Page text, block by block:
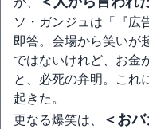
ソ・ガンジュは「『広
即答。会場から笑いが
ではないけれど、お金
と、必死の弁明。これ
起きた。
更なる爆笑は、
＜お